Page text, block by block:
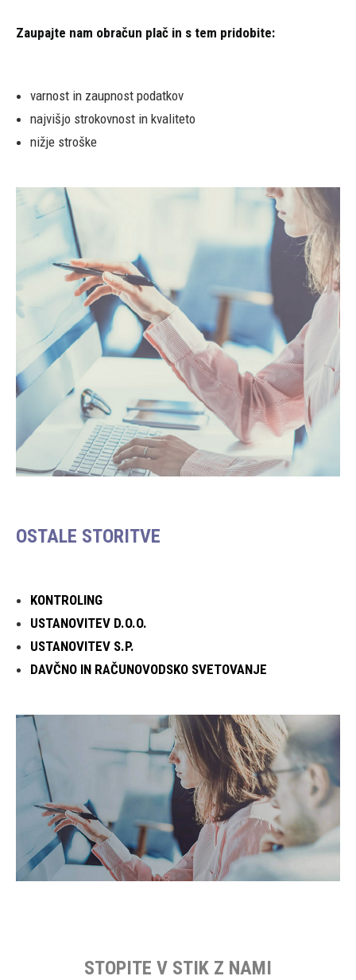
Zaupajte nam obračun plač in s tem pridobite:
varnost in zaupnost podatkov
najvišjo strokovnost in kvaliteto
nižje stroške
OSTALE STORITVE
KONTROLING
USTANOVITEV D.O.O.
USTANOVITEV S.P.
DAVČNO IN RAČUNOVODSKO SVETOVANJE
STOPITE V STIK Z NAMI